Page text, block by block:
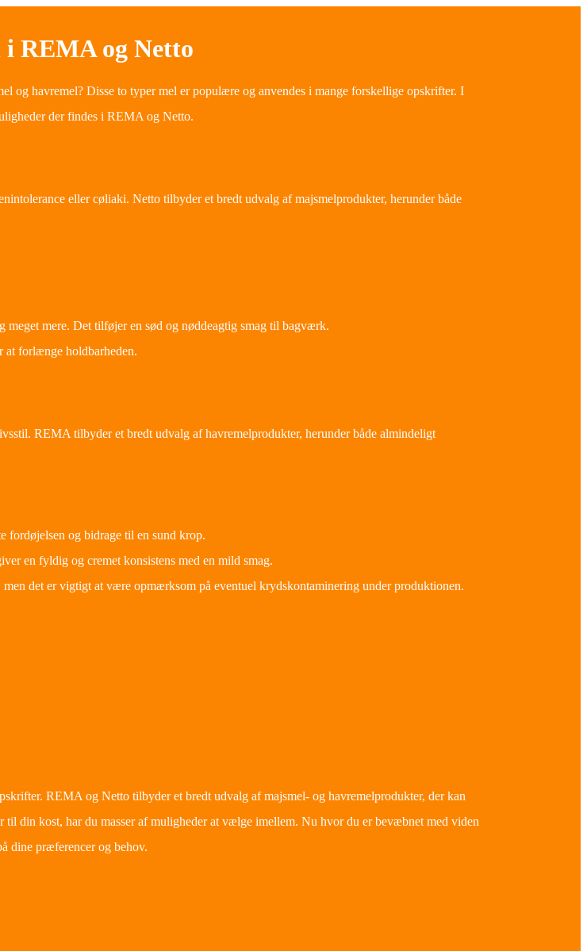
i REMA og Netto
havremel? Disse to typer mel er populære og anvendes i mange forskellige opskrifter. I
der findes i REMA og Netto.
eller cøliaki. Netto tilbyder et bredt udvalg af majsmelprodukter, herunder både
mere. Det tilføjer en sød og nøddeagtig smag til bagværk.
at forlænge holdbarheden.
REMA tilbyder et bredt udvalg af havremelprodukter, herunder både almindeligt
fordøjelsen og bidrage til en sund krop.
en fyldig og cremet konsistens med en mild smag.
det er vigtigt at være opmærksom på eventuel krydskontaminering under produktionen.
REMA og Netto tilbyder et bredt udvalg af majsmel- og havremelprodukter, der kan
din kost, har du masser af muligheder at vælge imellem. Nu hvor du er bevæbnet med viden
dine præferencer og behov.